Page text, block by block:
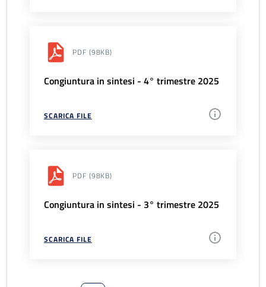
PDF (98KB)
Congiuntura in sintesi - 4° trimestre 2025
SCARICA FILE
PDF (98KB)
Congiuntura in sintesi - 3° trimestre 2025
SCARICA FILE